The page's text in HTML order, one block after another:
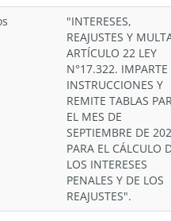
"INTERESES,
REAJUSTES Y
ARTÍCULO 22 LEY
N°17.322. IMPARTE
INSTRUCCIONES Y
REMITE TABLAS
EL MES DE
SEPTIEMBRE DE
PARA EL CÁLCULO
LOS INTERESES
PENALES Y DE LOS
REAJUSTES".